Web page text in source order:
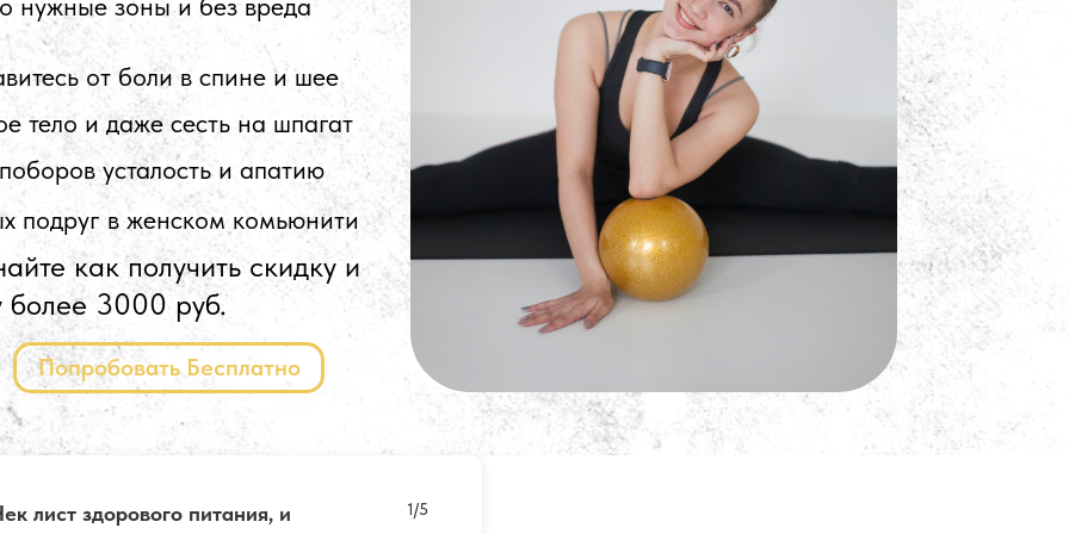
тело и даже сесть на шпагат
усталость и апатию
подруг в женском комьюнити
как получить скидку и
более 3000 руб.
Попробовать Бесплатно
от боли в спине и шее
лист здорового питания, и 1/5